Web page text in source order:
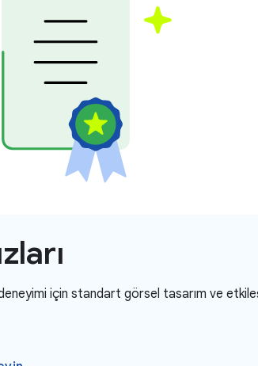
deneyimi için standart görsel tasarım ve